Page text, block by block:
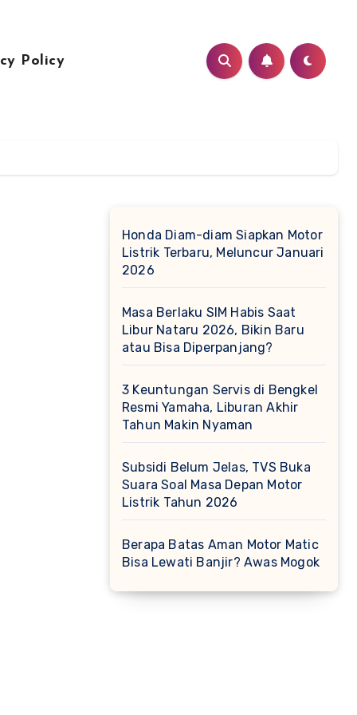
Policy
Honda Diam-diam Siapkan Motor
Listrik Terbaru, Meluncur Januari
2026
Masa Berlaku SIM Habis Saat
Libur Nataru 2026, Bikin Baru
atau Bisa Diperpanjang?
3 Keuntungan Servis di Bengkel
Resmi Yamaha, Liburan Akhir
Tahun Makin Nyaman
Subsidi Belum Jelas, TVS Buka
Suara Soal Masa Depan Motor
Listrik Tahun 2026
Berapa Batas Aman Motor Matic
Bisa Lewati Banjir? Awas Mogok